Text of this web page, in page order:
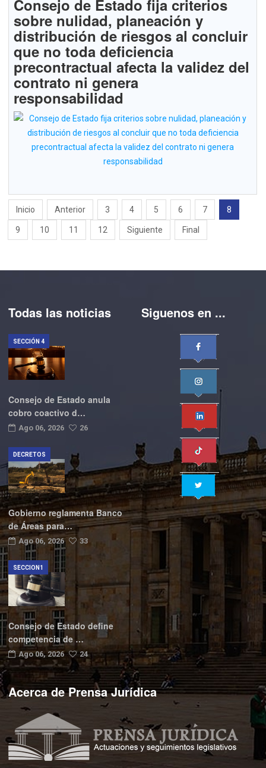
Consejo de Estado fija criterios
sobre nulidad, planeación y
distribución de riesgos al concluir
que no toda deficiencia
precontractual afecta la validez del
contrato ni genera
responsabilidad
Inicio Anterior 3 4 5 6 7 8
9 10 11 12 Siguiente Final
Todas las noticias
Consejo de Estado anula
cobro coactivo d…
Ago 06, 2026 26
SECCIÓN 4
Gobierno reglamenta Banco
de Áreas para…
Ago 06, 2026 33
DECRETOS
Consejo de Estado define
competencia de …
Ago 06, 2026 24
SECCION1
Siguenos en ...
Acerca de Prensa Jurídica